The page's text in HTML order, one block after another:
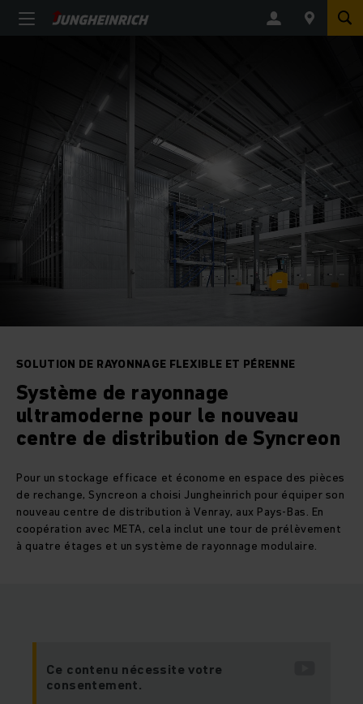
SOLUTION DE RAYONNAGE FLEXIBLE ET PÉRENNE
Système de rayonnage
ultramoderne pour le nouveau
centre de distribution de Syncreon
Pour un stockage efficace et économe en espace des pièces
de rechange, Syncreon a choisi Jungheinrich pour équiper son
nouveau centre de distribution à Venray, aux Pays-Bas. En
coopération avec META, cela inclut une tour de prélèvement
à quatre étages et un système de rayonnage modulaire.
Ce contenu nécessite votre
consentement.